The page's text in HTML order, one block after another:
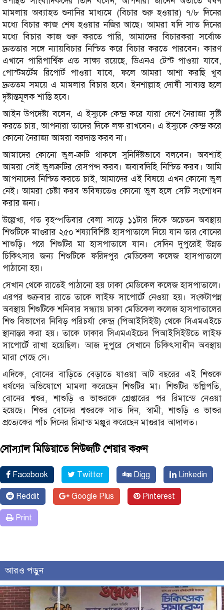
মামলায় অব্যাহত শুনানির মাধ্যমে (বিচার শুরু হওয়ার) ৭/৮ দিনের
মধ্যে বিচার কাজ শেষ হওয়ার নজির আছে। আমরা যদি সাত দিনের
মধ্যে বিচার কাজ শুরু করতে পারি, আমাদের বিচারকরা সর্বোচ্চ
দ্রুততার সঙ্গে ন্যায়বিচার নিশ্চিত করে বিচার করতে পারবেন। কারণ
এখানে পারিপার্শ্বিক এত সাক্ষ্য রয়েছে, ডিএনএ টেস্ট পাওয়া যাবে,
পোস্টমর্টেম রিপোর্ট পাওয়া যাবে, ফলে আমরা আশা করছি খুব
দ্রুততম সময়ে এ মামলার বিচার হবে। ইনশাল্লাহ দোষী সাব্যস্ত হলে
দৃষ্টান্তমূলক শাস্তি হবে।
আইন উপদেষ্টা বলেন, এ ইস্যুকে কেন্দ্র করে যারা দেশে নৈরাজ্য সৃষ্টি
করতে চায়, আপনারা তাদের দিকে লক্ষ রাখবেন। এ ইস্যুকে কেন্দ্র করে
কোনো নৈরাজ্য আমরা বরদাস্ত করব না।
আমাদের কোনো ভুল-ত্রুটি থাকলে সুনির্দিষ্টভাবে বলবেন। অবশ্যই
আমরা সেই ভুলত্রুটির রেসপন্স করব। জবাবদিহি নিশ্চিত করব। আমি
আপনাদের নিশ্চিত করতে চাই, আমাদের এই বিষয়ে এখন কোনো ভুল
নেই। আমরা চেষ্টা করব ভবিষ্যতেও কোনো ভুল হলে সেটি সংশোধন
করার জন্য।
উল্লেখ্য, গত বৃহস্পতিবার বেলা সাড়ে ১১টার দিকে অচেতন অবস্থায়
শিশুটিকে মাগুরার ২৫০ শয্যাবিশিষ্ট হাসপাতালে নিয়ে যান তার বোনের
শাশুড়ি। পরে শিশুটির মা হাসপাতালে যান। সেদিন দুপুরেই উন্নত
চিকিৎসার জন্য শিশুটিকে ফরিদপুর মেডিকেল কলেজ হাসপাতালে
পাঠানো হয়।
সেখান থেকে রাতেই পাঠানো হয় ঢাকা মেডিকেল কলেজ হাসপাতালে।
এরপর শুক্রবার রাতে তাকে লাইফ সাপোর্টে নেওয়া হয়। সংকটাপন্ন
অবস্থায় শিশুটিকে শনিবার সন্ধ্যায় ঢাকা মেডিকেল কলেজ হাসপাতালের
শিশু বিভাগের নিবিড় পরিচর্যা কেন্দ্র (পিআইসিইউ) থেকে সিএমএইচে
স্থানান্তর করা হয়। তাকে ঢাকার সিএমএইচের পিআইসিইউতে লাইফ
সাপোর্টে রাখা হয়েছিল। আজ দুপুরে সেখানে চিকিৎসাধীন অবস্থায়
মারা গেছে সে।
এদিকে, বোনের বাড়িতে বেড়াতে যাওয়া আট বছরের এই শিশুকে
ধর্ষণের অভিযোগে মামলা করেছেন শিশুটির মা। শিশুটির ভগ্নিপতি,
বোনের শ্বশুর, শাশুড়ি ও ভাশুরকে গ্রেপ্তারের পর রিমান্ডে নেওয়া
হয়েছে। শিশুর বোনের শ্বশুরকে সাত দিন, স্বামী, শাশুড়ি ও ভাশুর
প্রত্যেকের পাঁচ দিনের রিমান্ড মঞ্জুর করেছেন মাগুরার আদালত।
সোস্যাল মিডিয়াতে নিউজটি শেয়ার করুন
Facebook Twitter Digg Linkedin
Reddit Google Plus Pinterest
Print
আরও পড়ুন